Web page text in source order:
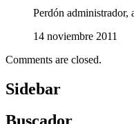
Perdón
14 noviembre 2011
Comments are closed.
Sidebar